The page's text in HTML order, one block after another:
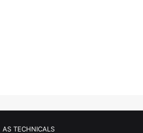
AS TECHNICALS